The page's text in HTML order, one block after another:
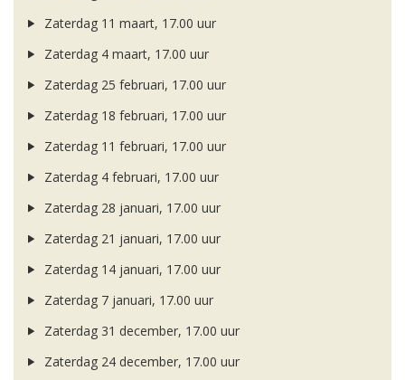
Zaterdag 11 maart, 17.00 uur
Zaterdag 4 maart, 17.00 uur
Zaterdag 25 februari, 17.00 uur
Zaterdag 18 februari, 17.00 uur
Zaterdag 11 februari, 17.00 uur
Zaterdag 4 februari, 17.00 uur
Zaterdag 28 januari, 17.00 uur
Zaterdag 21 januari, 17.00 uur
Zaterdag 14 januari, 17.00 uur
Zaterdag 7 januari, 17.00 uur
Zaterdag 31 december, 17.00 uur
Zaterdag 24 december, 17.00 uur